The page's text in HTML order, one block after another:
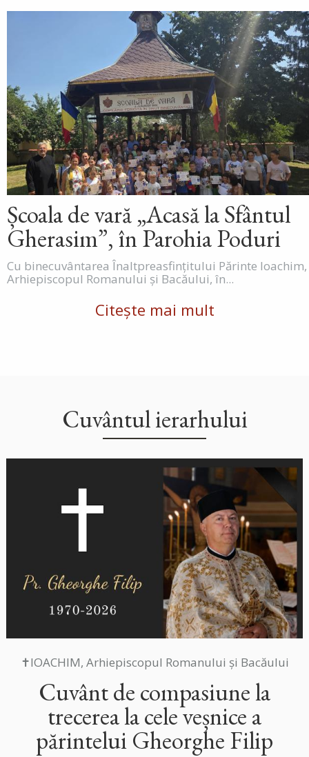
Școala de vară „Acasă la Sfântul
Gherasim”, în Parohia Poduri
Cu binecuvântarea Înaltpreasfințitului Părinte Ioachim,
Arhiepiscopul Romanului și Bacăului, în...
Citește mai mult
Cuvântul ierarhului
✝IOACHIM, Arhiepiscopul Romanului și Bacăului
Cuvânt de compasiune la
trecerea la cele veșnice a
părintelui Gheorghe Filip